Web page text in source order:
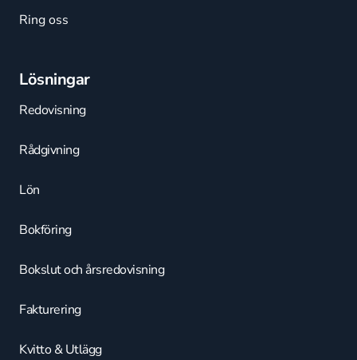
Ring oss
Lösningar
Redovisning
Rådgivning
Lön
Bokföring
Bokslut och årsredovisning
Fakturering
Kvitto & Utlägg